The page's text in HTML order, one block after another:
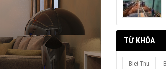
TỪ KHÓA
Biet Thu